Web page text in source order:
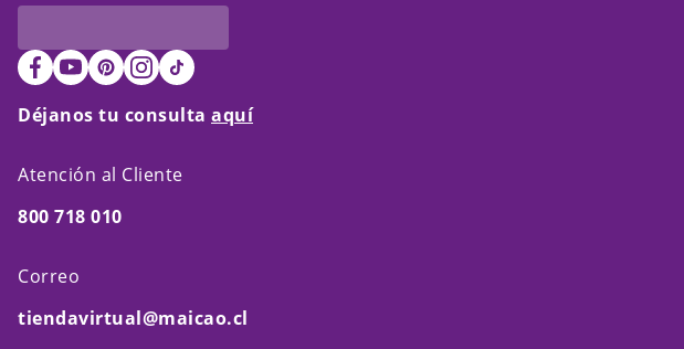
Déjanos tu consulta aquí
Atención al Cliente
800 718 010
Correo
tiendavirtual@maicao.cl